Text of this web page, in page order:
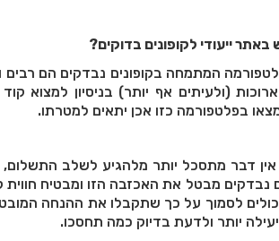
ייעודי לקופונים בדוקים?
המתמחה בקופונים נבדקים הם רבים
(ולעיתים אף יותר) בניסיון למצוא
בפלטפורמה כזו אכן יתאים למטרתו.
דבר מתסכל יותר מלהגיע לשלב התשלום,
נבדקים מבטל את האכזבה הזו ומבטיח חווית
לסמוך על כך שתקבלו את ההנחה
יותר ולדעת בדיוק כמה תחסכו.